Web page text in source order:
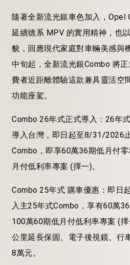
隨著全新流光銀車色加入， Opel
延續德系 MPV 的實用精神，也
貌，回應現代家庭對車輛美感與
中旬起，全新流光銀Combo 將
費者近距離體驗這款兼具靈活空
功能座駕。
Combo 26年式正式導入 ： 26年式
導入台灣， 即日起至8/31 /2026
Combo ，即享60萬36期低月付
月付低利率專案 (擇一)。
Combo 25年式 購車優惠 ： 即日
入主25年式Combo ， 享有60萬36
100萬60期低月付低利率專案 (擇
公里延長保固 、電子後視鏡 、行
8萬元 。